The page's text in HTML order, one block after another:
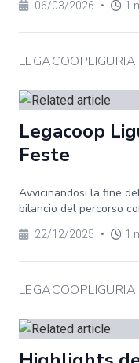
06/03/2026 • 1
LEGACOOPLIGURIA
Legacoop
Feste
Avvicinandosi la fine
bilancio del percorso
22/12/2025 • 1
LEGACOOPLIGURIA